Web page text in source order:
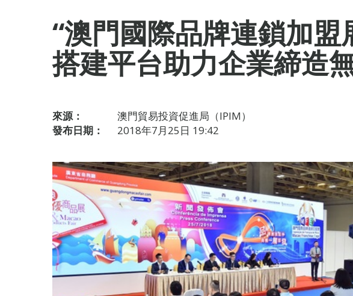
“澳門國際品牌連鎖加盟
搭建平台助力企業締造
來源：
澳門貿易投資促進局（IPIM）
發布日期：
2018年7月25日 19:42